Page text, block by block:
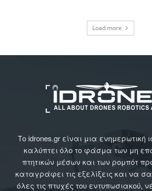
Load more
Το idrones.gr είναι μια ενημερωτική
καλύπτει όλο το φάσμα των μη
πτητικών μέσων και των ρομπότ
καταγράφει τις εξελίξεις και να
όλες τις πτυχές του εντυπωσιακού,